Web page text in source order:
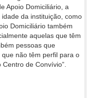
Apoio Domiciliário, a
da instituição, como
Domiciliário também
aquelas que têm
pessoas que
não têm perfil para o
de Convívio”.